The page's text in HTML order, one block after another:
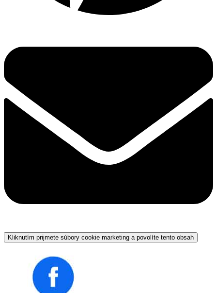
Kliknutím prijmete súbory cookie marketing a povolíte tento obsah